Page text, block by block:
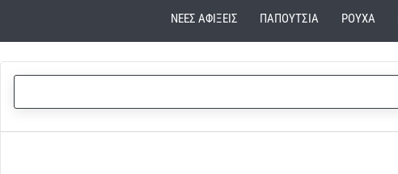
ΝΈΕΣ ΑΦΊΞΕΙΣ ΠΑΠΟΎΤΣΙΑ ΡΟΎΧΑ